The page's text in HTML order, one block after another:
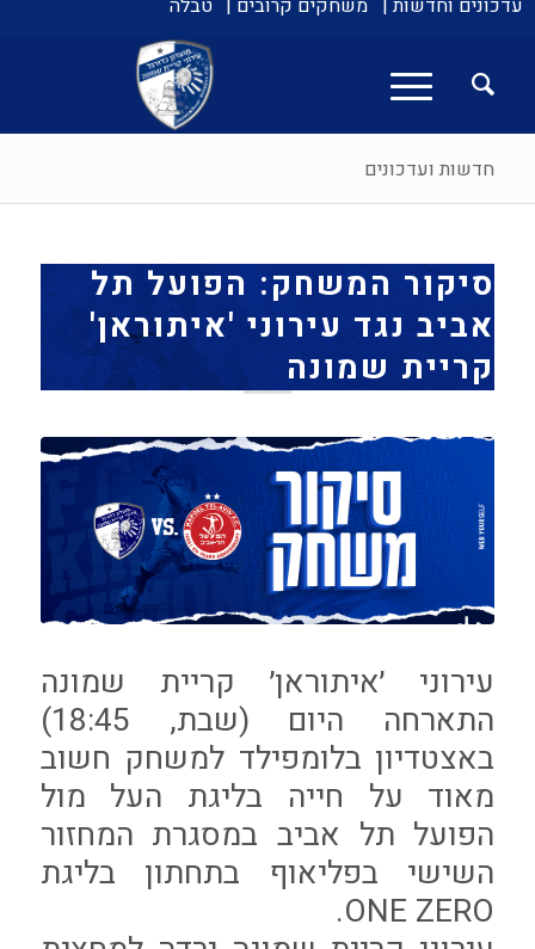
עדכונים וחדשות | משחקים קרובים | טבלה
חדשות ועדכונים
סיקור המשחק: הפועל תל
אביב נגד עירוני 'איתוראן'
קריית שמונה
עירוני ׳איתוראן׳ קריית שמונה
התארחה היום (שבת, 18:45)
באצטדיון בלומפילד למשחק חשוב
מאוד על חייה בליגת העל מול
הפועל תל אביב במסגרת המחזור
השישי בפליאוף בתחתון בליגת
ONE ZERO.